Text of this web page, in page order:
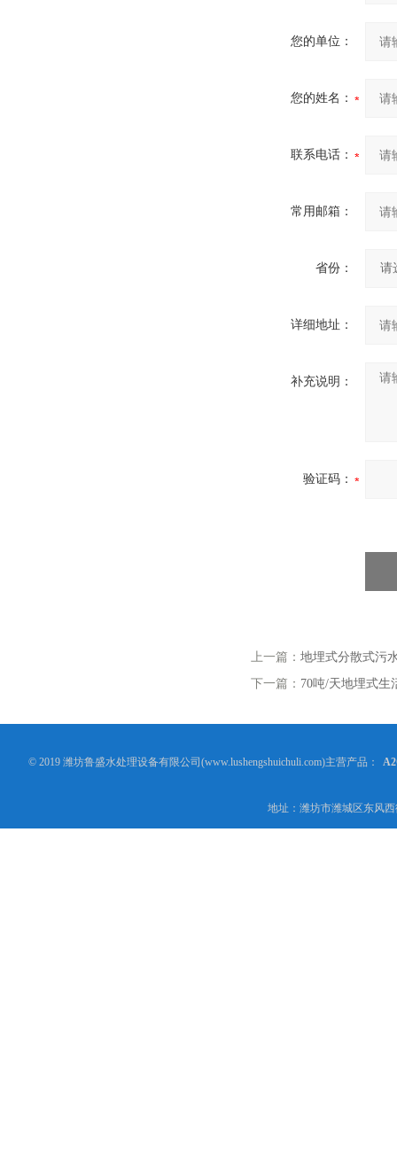
您的单位：
您的姓名：
联系电话：
常用邮箱：
省份：
详细地址：
补充说明：
验证码：
上一篇： 地埋式分散式污
下一篇： 70吨/天地埋式生
© 2019 潍坊鲁盛水处理设备有限公司(www.lushengshuichuli.com)主营产品：
地址：潍坊市潍城区东风